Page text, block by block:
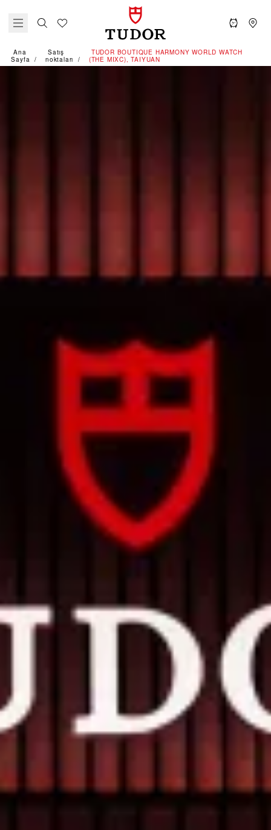
Ana
Sayfa
Satış
noktaları
‭TUDOR BOUTIQUE HARMONY WORLD WATCH
(THE MIXC), TAIYUAN‬